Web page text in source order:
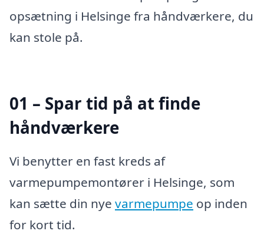
opsætning i Helsinge fra håndværkere, du
kan stole på.
01 – Spar tid på at finde
håndværkere
Vi benytter en fast kreds af
varmepumpemontører i Helsinge, som
kan sætte din nye varmepumpe op inden
for kort tid.